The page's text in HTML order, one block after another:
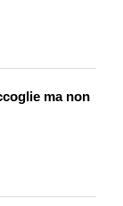
di
dal
di
«il Governo ha
alla quale si
informazioni, la
della
ma non